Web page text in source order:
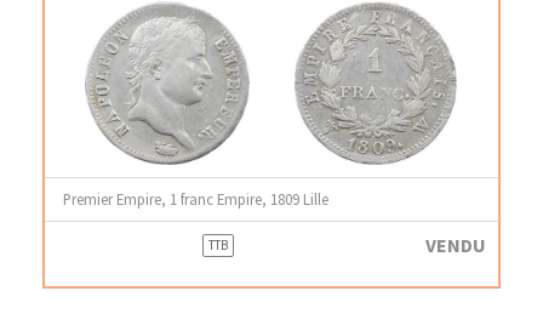
Premier Empire, 1 franc Empire, 1809 Lille
TTB VENDU